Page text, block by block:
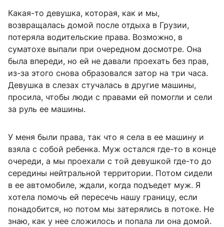
Какая-то девушка, которая, как и мы,
возвращалась домой после отдыха в Грузии,
потеряла водительские права. Возможно, в
суматохе выпали при очередном досмотре. Она
была впереди, но ей не давали проехать без прав,
из-за этого снова образовался затор на три часа.
Девушка в слезах стучалась в другие машины,
просила, чтобы люди с правами ей помогли и сели
за руль ее машины.
У меня были права, так что я села в ее машину и
взяла с собой ребенка. Муж остался где-то в конце
очереди, а мы проехали с той девушкой где-то до
середины нейтральной территории. Потом сидели
в ее автомобиле, ждали, когда подъедет муж. Я
хотела помочь ей пересечь нашу границу, если
понадобится, но потом мы затерялись в потоке. Не
знаю, как у нее сложилось и попала ли она домой.